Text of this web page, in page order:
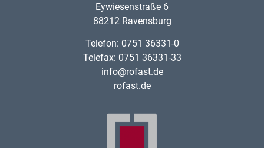
Eywiesenstraße 6
88212 Ravensburg
Telefon: 0751 36331-0
Telefax: 0751 36331-33
info@rofast.de
rofast.de